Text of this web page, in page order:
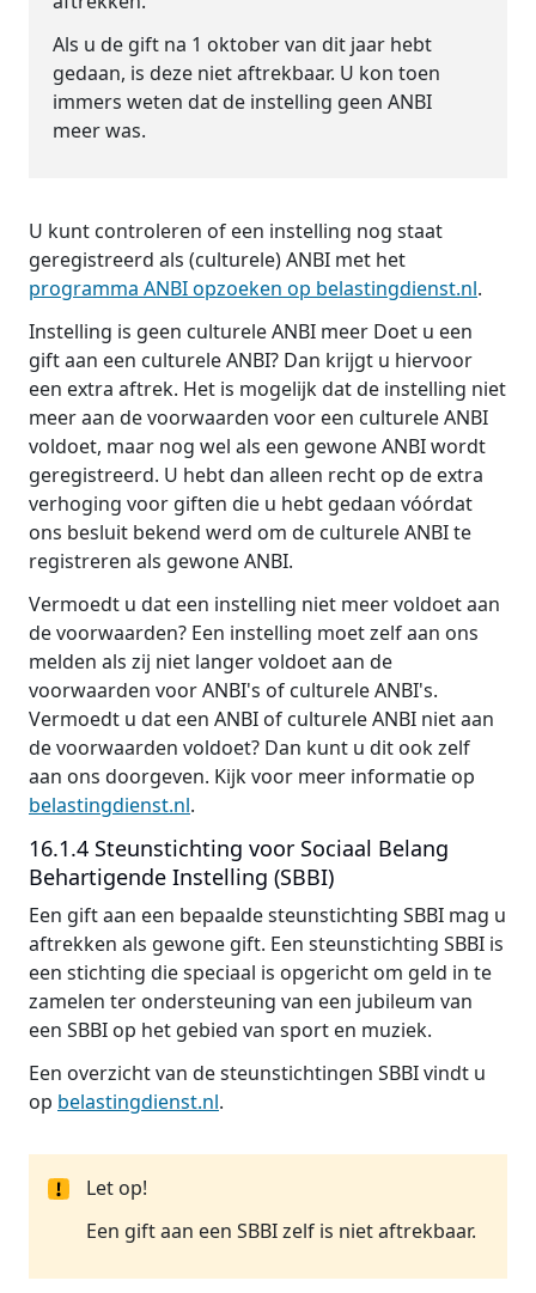
Als u de gift na 1 oktober van dit jaar hebt
gedaan, is deze niet aftrekbaar. U kon toen
immers weten dat de instelling geen ANBI
meer was.
U kunt controleren of een instelling nog staat
geregistreerd als (culturele) ANBI met het
programma ANBI opzoeken op belastingdienst.nl.
Instelling is geen culturele ANBI meer Doet u een
gift aan een culturele ANBI? Dan krijgt u hiervoor
een extra aftrek. Het is mogelijk dat de instelling niet
meer aan de voorwaarden voor een culturele ANBI
voldoet, maar nog wel als een gewone ANBI wordt
geregistreerd. U hebt dan alleen recht op de extra
verhoging voor giften die u hebt gedaan vóórdat
ons besluit bekend werd om de culturele ANBI te
registreren als gewone ANBI.
Vermoedt u dat een instelling niet meer voldoet aan
de voorwaarden? Een instelling moet zelf aan ons
melden als zij niet langer voldoet aan de
voorwaarden voor ANBI's of culturele ANBI's.
Vermoedt u dat een ANBI of culturele ANBI niet aan
de voorwaarden voldoet? Dan kunt u dit ook zelf
aan ons doorgeven. Kijk voor meer informatie op
belastingdienst.nl.
16.1.4 Steunstichting voor Sociaal Belang
Behartigende Instelling (SBBI)
Een gift aan een bepaalde steunstichting SBBI mag u
aftrekken als gewone gift. Een steunstichting SBBI is
een stichting die speciaal is opgericht om geld in te
zamelen ter ondersteuning van een jubileum van
een SBBI op het gebied van sport en muziek.
Een overzicht van de steunstichtingen SBBI vindt u
op belastingdienst.nl.
Let op!
Een gift aan een SBBI zelf is niet aftrekbaar.